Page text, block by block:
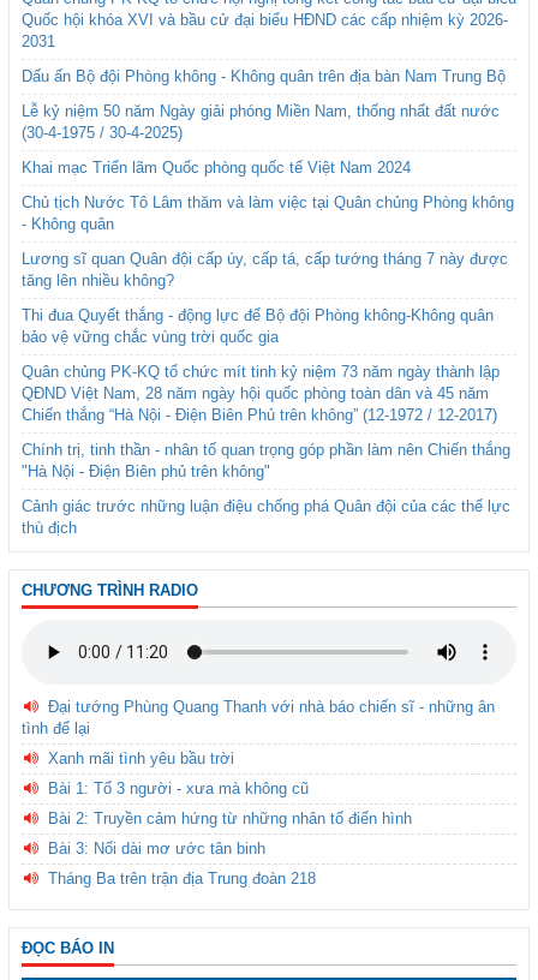
Quốc hội khóa XVI và bầu cử đại biểu HĐND các cấp nhiệm kỳ 2026-
2031
Dấu ấn Bộ đội Phòng không - Không quân trên địa bàn Nam Trung Bộ
Lễ kỷ niệm 50 năm Ngày giải phóng Miền Nam, thống nhất đất nước
(30-4-1975 / 30-4-2025)
Khai mạc Triển lãm Quốc phòng quốc tế Việt Nam 2024
Chủ tịch Nước Tô Lâm thăm và làm việc tại Quân chủng Phòng không
- Không quân
Lương sĩ quan Quân đội cấp úy, cấp tá, cấp tướng tháng 7 này được
tăng lên nhiều không?
Thi đua Quyết thắng - động lực để Bộ đội Phòng không-Không quân
bảo vệ vững chắc vùng trời quốc gia
Quân chủng PK-KQ tổ chức mít tinh kỷ niệm 73 năm ngày thành lập
QĐND Việt Nam, 28 năm ngày hội quốc phòng toàn dân và 45 năm
Chiến thắng “Hà Nội - Điện Biên Phủ trên không” (12-1972 / 12-2017)
Chính trị, tinh thần - nhân tố quan trọng góp phần làm nên Chiến thắng
"Hà Nội - Điện Biên phủ trên không"
Cảnh giác trước những luận điệu chống phá Quân đội của các thế lực
thù địch
CHƯƠNG TRÌNH RADIO
Đại tướng Phùng Quang Thanh với nhà báo chiến sĩ - những ân
tình để lại
Xanh mãi tình yêu bầu trời
Bài 1: Tổ 3 người - xưa mà không cũ
Bài 2: Truyền cảm hứng từ những nhân tố điển hình
Bài 3: Nối dài mơ ước tân binh
Tháng Ba trên trận địa Trung đoàn 218
ĐỌC BÁO IN